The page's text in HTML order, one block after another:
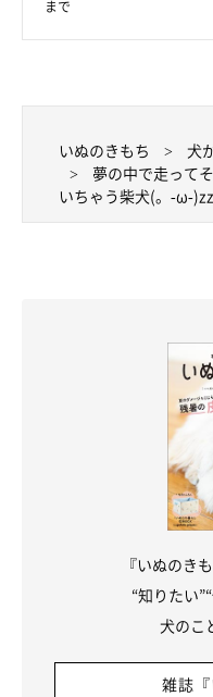
まで
いぬのきもち 犬
夢の中で走って
いちゃう柴犬(。-ω-
『いぬのき
“知りたい
犬のこ
雑誌『